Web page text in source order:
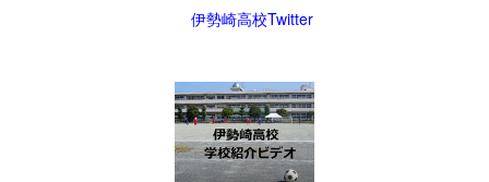
伊勢崎高校Twitter